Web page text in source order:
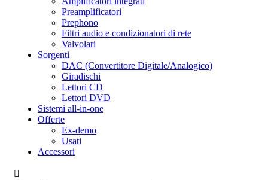
Preamplificatori
Prephono
Filtri audio e condizionatori di rete
Valvolari
Sorgenti
DAC (Convertitore Digitale/Analogico)
Giradischi
Lettori CD
Lettori DVD
Sistemi all-in-one
Offerte
Ex-demo
Usati
Accessori